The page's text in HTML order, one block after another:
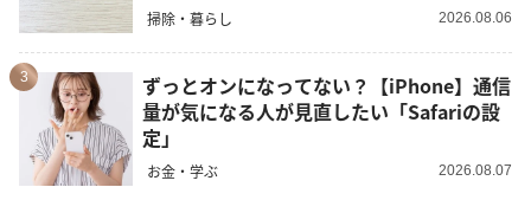
掃除・暮らし 2026.08.06
3
ずっとオンになってない？【iPhone】通信
量が気になる人が見直したい「Safariの設
定」
お金・学ぶ 2026.08.07